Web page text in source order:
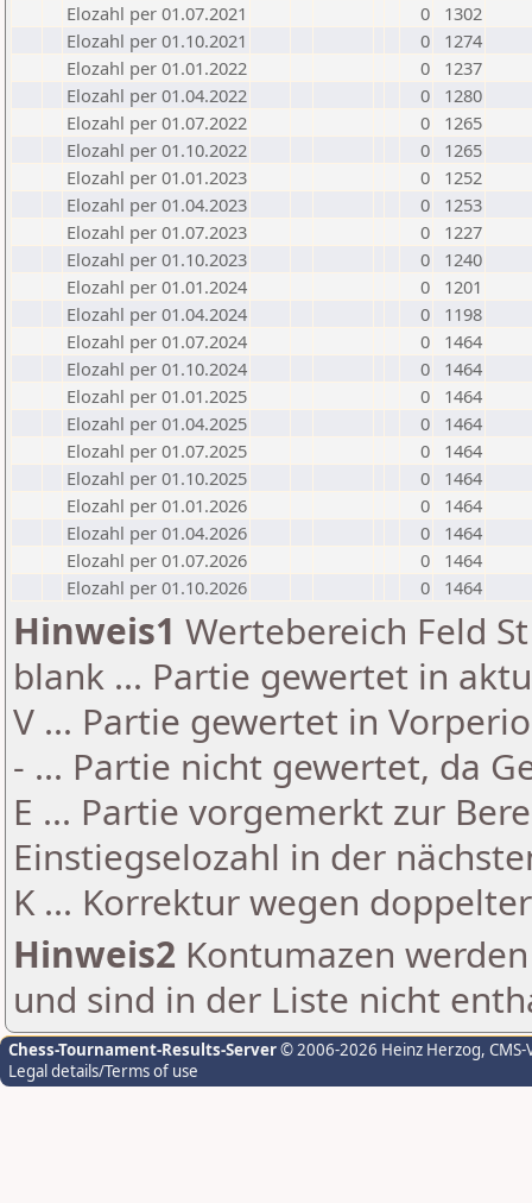
Elozahl per 01.07.2021
0
1302
Elozahl per 01.10.2021
0
1274
Elozahl per 01.01.2022
0
1237
Elozahl per 01.04.2022
0
1280
Elozahl per 01.07.2022
0
1265
Elozahl per 01.10.2022
0
1265
Elozahl per 01.01.2023
0
1252
Elozahl per 01.04.2023
0
1253
Elozahl per 01.07.2023
0
1227
Elozahl per 01.10.2023
0
1240
Elozahl per 01.01.2024
0
1201
Elozahl per 01.04.2024
0
1198
Elozahl per 01.07.2024
0
1464
Elozahl per 01.10.2024
0
1464
Elozahl per 01.01.2025
0
1464
Elozahl per 01.04.2025
0
1464
Elozahl per 01.07.2025
0
1464
Elozahl per 01.10.2025
0
1464
Elozahl per 01.01.2026
0
1464
Elozahl per 01.04.2026
0
1464
Elozahl per 01.07.2026
0
1464
Elozahl per 01.10.2026
0 1464
Hinweis1 Wertebereich Feld
blank ... Partie gewertet in
V ... Partie gewertet in
- ... Partie nicht gewertet, da
E ... Partie vorgemerkt zur
Einstiegselozahl in der
K ... Korrektur wegen
Hinweis2 Kontumazen
und sind in der Liste nicht
Chess-Tournament-Results-Server© 2006-2026 Heinz Herzog,
Legal details/Terms of use